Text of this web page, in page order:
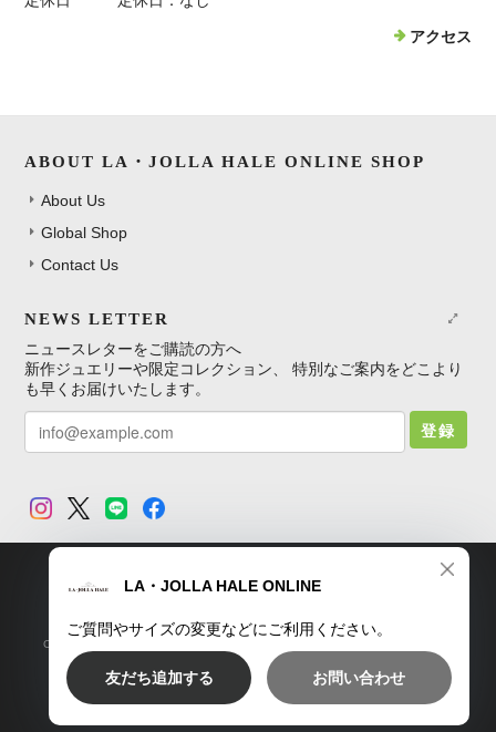
アクセス
ABOUT LA・JOLLA HALE ONLINE SHOP
About Us
Global Shop
Contact Us
NEWS LETTER
ニュースレターをご購読の方へ
新作ジュエリーや限定コレクション、 特別なご案内をどこより
も早くお届けいたします。
登録
TOP プライバシーポリシー 特定商取引法に基づく表記
Copyright © LA・JOLLA HALE ONLINE SHOP. All Rights Reserved.